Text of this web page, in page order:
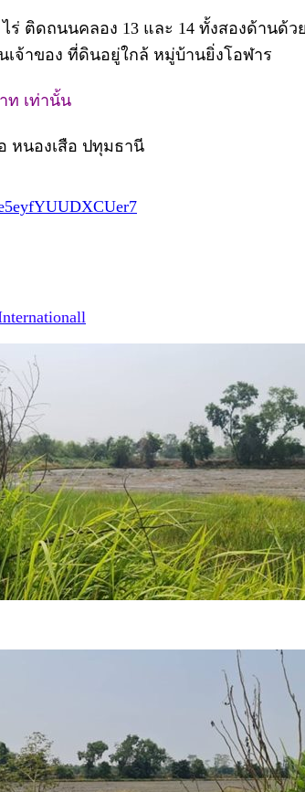
ร่ ติดถนนคลอง 13 และ 14 ทั้งสองด้านด้
จ้าของ ที่ดินอยู่ใกล้ หมู่บ้านยิ่งโอฬาร
ท เท่านั้น
หนองเสือ ปทุมธานี